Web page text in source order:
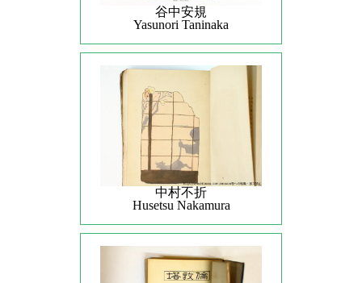
谷中安規
Yasunori Taninaka
中村不折
Husetsu Nakamura